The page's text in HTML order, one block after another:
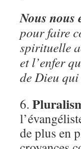
Nous nous
pour faire
spirituelle
et l’enfer
de Dieu
6.
de plus en